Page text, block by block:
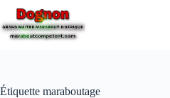
Étiquette maraboutage